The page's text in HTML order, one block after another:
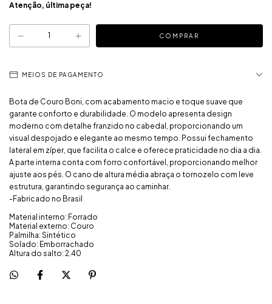
Atenção, última peça!
MEIOS DE PAGAMENTO
Bota de Couro Boni, com acabamento macio e toque suave que
garante conforto e durabilidade. O modelo apresenta design
moderno com detalhe franzido no cabedal, proporcionando um
visual despojado e elegante ao mesmo tempo. Possui fechamento
lateral em zíper, que facilita o calce e oferece praticidade no dia a dia.
A parte interna conta com forro confortável, proporcionando melhor
ajuste aos pés. O cano de altura média abraça o tornozelo com leve
estrutura, garantindo segurança ao caminhar.
-Fabricado no Brasil
Material interno: Forrado
Material externo: Couro
Palmilha: Sintético
Solado: Emborrachado
Altura do salto: 2.40